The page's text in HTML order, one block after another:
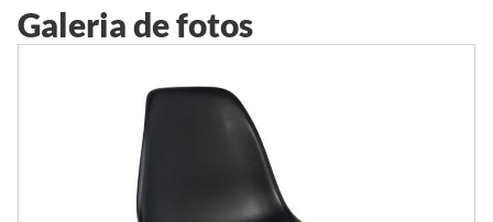
Galeria de fotos